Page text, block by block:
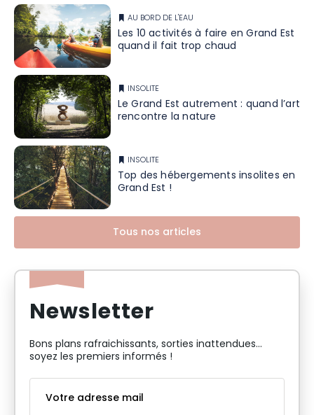
AU BORD DE L'EAU
Les 10 activités à faire en Grand Est
quand il fait trop chaud
INSOLITE
Le Grand Est autrement : quand l’art
rencontre la nature
INSOLITE
Top des hébergements insolites en
Grand Est !
Tous nos articles
Newsletter
Bons plans rafraichissants, sorties inattendues…
soyez les premiers informés !